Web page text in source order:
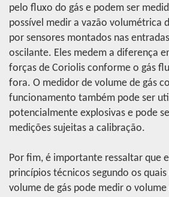
pelo fluxo do gás e podem ser
possível medir a vazão volumétrica
por sensores montados nas
oscilante. Eles medem a diferença
forças de Coriolis conforme o gás
fora. O medidor de volume de gás
funcionamento também pode ser
potencialmente explosivas e pode
medições sujeitas a calibração.
Por fim, é importante ressaltar que
princípios técnicos segundo os
volume de gás pode medir o volume